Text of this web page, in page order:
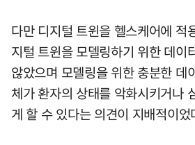
다만 디지털 트윈을 헬스케어에 적
지털 트윈을 모델링하기 위한 데이
않았으며 모델링을 위한 충분한 데
체가 환자의 상태를 악화시키거나
게 할 수 있다는 의견이 지배적이었